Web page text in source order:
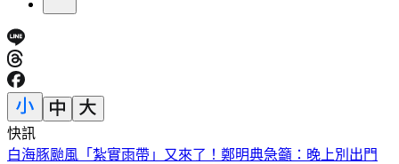
快訊
別只看台積電！ 外媒點名「2檔AI設備股」快上車